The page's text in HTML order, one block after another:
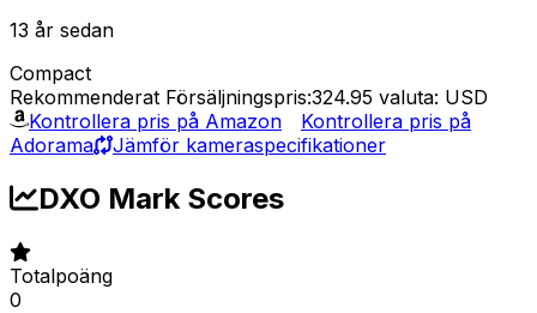
13 år sedan
Compact
Rekommenderat Försäljningspris:324.95 valuta: USD
Kontrollera pris på Amazon
Kontrollera pris på
Adorama
Jämför kameraspecifikationer
DXO Mark Scores
Totalpoäng
0